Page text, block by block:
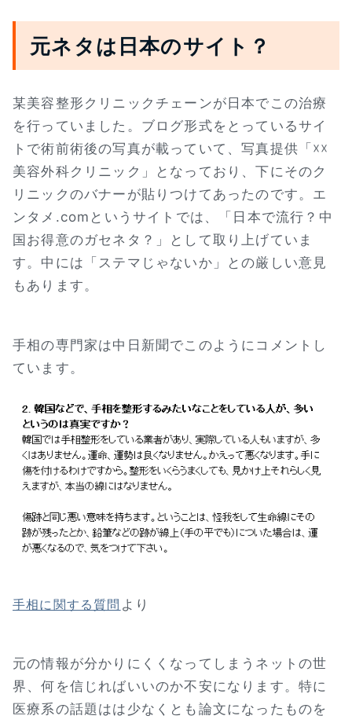
元ネタは日本のサイト？
某美容整形クリニックチェーンが日本でこの治療
を行っていました。ブログ形式をとっているサイ
トで術前術後の写真が載っていて、写真提供「☓☓
美容外科クリニック」となっており、下にそのク
リニックのバナーが貼りつけてあったのです。エ
ンタメ.comというサイトでは、「日本で流行？中
国お得意のガセネタ？」として取り上げていま
す。中には「ステマじゃないか」との厳しい意見
もあります。
手相の専門家は中日新聞でこのようにコメントし
ています。
手相に関する質問 より
元の情報が分かりにくくなってしまうネットの世
界、何を信じればいいのか不安になります。特に
医療系の話題はは少なくとも論文になったものを